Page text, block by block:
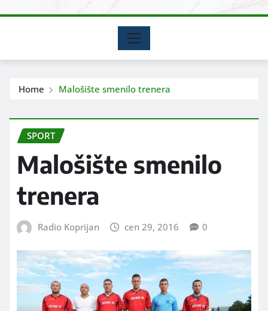
Home Malošište smenilo trenera
SPORT
Malošište smenilo
trenera
Radio Koprijan сеп 29, 2016 0